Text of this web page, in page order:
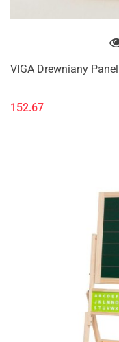
VIGA Drewniany
152.67